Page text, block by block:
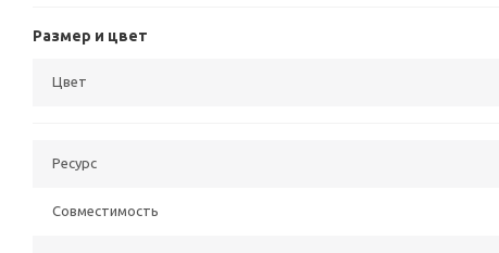
Размер и цвет
Цвет
Ресурс
Совместимость